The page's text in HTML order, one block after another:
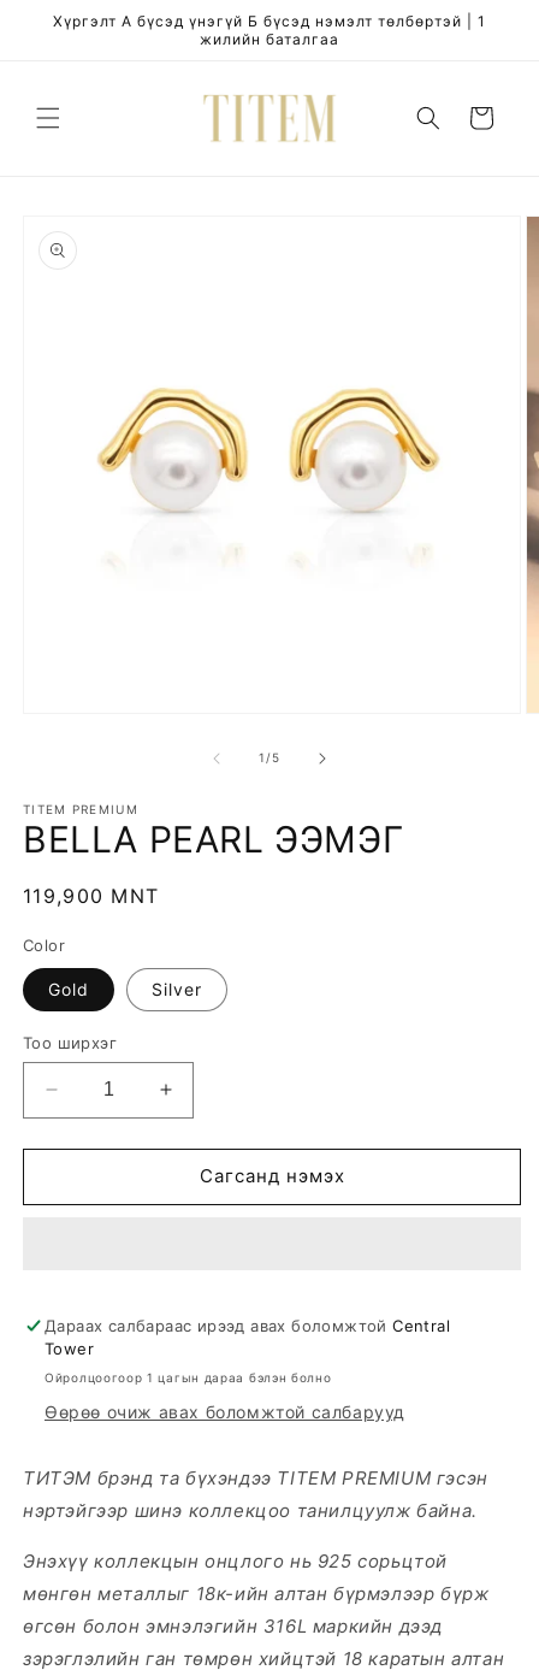
Skip to
content
Хүргэлт А бүсэд үнэгүй Б бүсэд нэмэлт төлбөртэй | 1
жилийн баталгаа
Cart
product
information
1 /of
5
TITEM PREMIUM
BELLA PEARL ЭЭМЭГ
Regular
119,900 MNT
Color
Gold Silver
Тоо ширхэг
Decrease
quantity
for
PEARL
Increase
quantity
for
BELLA
PEARL
Сагсанд нэмэх
Дараах салбараас ирээд авах боломжтойCentral
Tower
Ойролцоогоор 1 цагын дараа бэлэн болно
Өөрөө очиж авах боломжтой салбарууд
ТИТЭМ брэнд та бүхэндээ TITEM PREMIUM гэсэн
нэртэйгээр шинэ коллекцоо танилцуулж байна.
Энэхүү коллекцын онцлого нь 925 сорьцтой
мөнгөн металлыг 18к-ийн алтан бүрмэлээр бүрж
өгсөн болон эмнэлэгийн 316L маркийн дээд
зэрэглэлийн ган төмрөн хийцтэй 18 каратын алтан